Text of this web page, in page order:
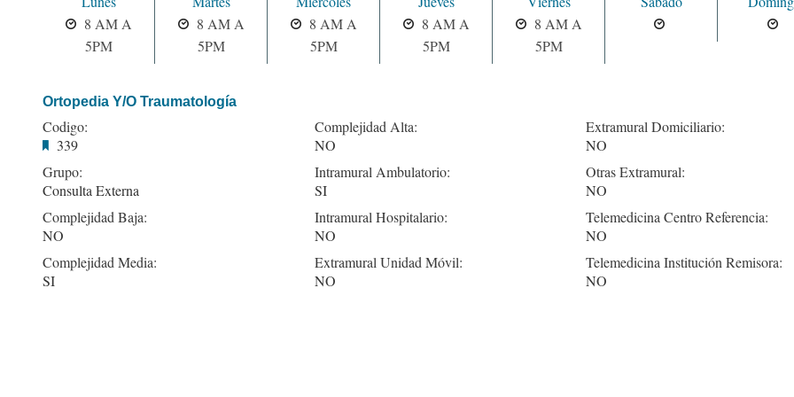
8 AM A
5PM
8 AM A
5PM
8 AM A
5PM
8 AM A
5PM
8 AM A
5PM
Ortopedia Y/O Traumatología
Codigo:
339
Grupo:
Consulta Externa
Complejidad Baja:
NO
Complejidad Media:
SI
Complejidad Alta:
NO
Intramural Ambulatorio:
SI
Intramural Hospitalario:
NO
Extramural Unidad Móvil:
NO
Extramural Domiciliario:
NO
Otras Extramural:
NO
Telemedicina Centro Referencia:
NO
Telemedicina Institución Remisora:
NO